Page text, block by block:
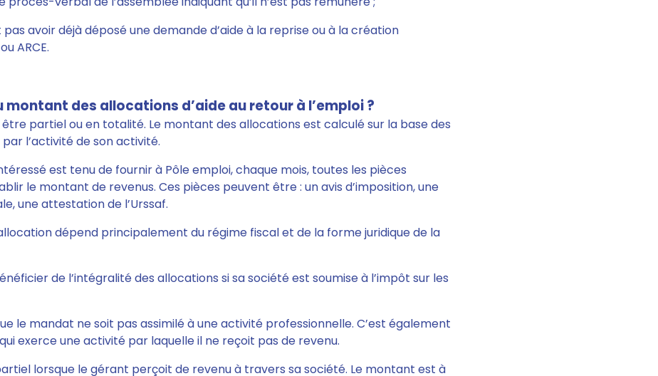
pas avoir déjà déposé une demande d’aide à la reprise ou à la création
ARCE.
montant des allocations d’aide au retour à l’emploi ?
partiel ou en totalité. Le montant des allocations est calculé sur la base des
l’activité de son activité.
est tenu de fournir à Pôle emploi, chaque mois, toutes les pièces
le montant de revenus. Ces pièces peuvent être : un avis d’imposition, une
une attestation de l’Urssaf.
dépend principalement du régime fiscal et de la forme juridique de la
de l’intégralité des allocations si sa société est soumise à l’impôt sur les
le mandat ne soit pas assimilé à une activité professionnelle. C’est également
exerce une activité par laquelle il ne reçoit pas de revenu.
lorsque le gérant perçoit de revenu à travers sa société. Le montant est à